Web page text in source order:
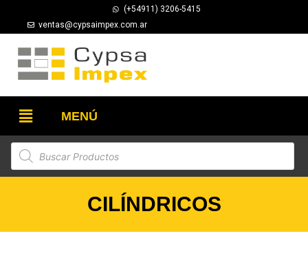
(+54911) 3206-5415
ventas@cypsaimpex.com.ar
MENÚ
CILÍNDRICOS